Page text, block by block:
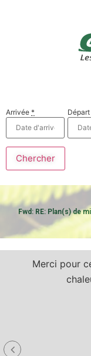
Arrivée * Départ
Fwd: RE: Plan(s) de
Merci pour